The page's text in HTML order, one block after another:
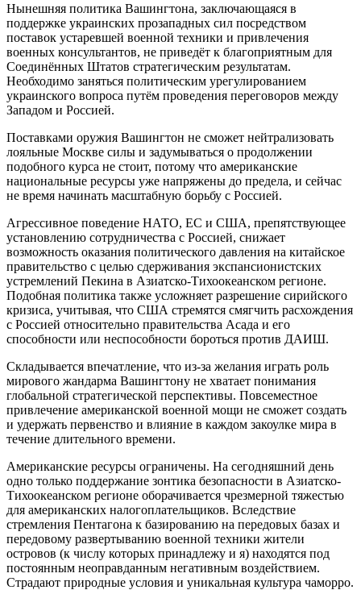
Нынешняя политика Вашингтона, заключающаяся в
поддержке украинских прозападных сил посредством
поставок устаревшей военной техники и привлечения
военных консультантов, не приведёт к благоприятным для
Соединённых Штатов стратегическим результатам.
Необходимо заняться политическим урегулированием
украинского вопроса путём проведения переговоров между
Западом и Россией.
Поставками оружия Вашингтон не сможет нейтрализовать
лояльные Москве силы и задумываться о продолжении
подобного курса не стоит, потому что американские
национальные ресурсы уже напряжены до предела, и сейчас
не время начинать масштабную борьбу с Россией.
Агрессивное поведение НАТО, ЕС и США, препятствующее
установлению сотрудничества с Россией, снижает
возможность оказания политического давления на китайское
правительство с целью сдерживания экспансионистских
устремлений Пекина в Азиатско-Тихоокеанском регионе.
Подобная политика также усложняет разрешение сирийского
кризиса, учитывая, что США стремятся смягчить расхождения
с Россией относительно правительства Асада и его
способности или неспособности бороться против ДАИШ.
Складывается впечатление, что из-за желания играть роль
мирового жандарма Вашингтону не хватает понимания
глобальной стратегической перспективы. Повсеместное
привлечение американской военной мощи не сможет создать
и удержать первенство и влияние в каждом закоулке мира в
течение длительного времени.
Американские ресурсы ограничены. На сегодняшний день
одно только поддержание зонтика безопасности в Азиатско-
Тихоокеанском регионе оборачивается чрезмерной тяжестью
для американских налогоплательщиков. Вследствие
стремления Пентагона к базированию на передовых базах и
передовому развертыванию военной техники жители
островов (к числу которых принадлежу и я) находятся под
постоянным неоправданным негативным воздействием.
Страдают природные условия и уникальная культура чаморро.